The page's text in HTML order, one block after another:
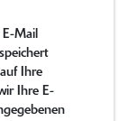
E-Mail
Ihre
Ihre E-